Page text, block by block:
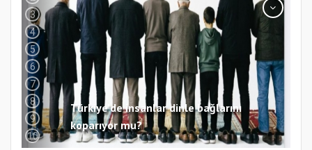
Samsun Atakum’da 15 Temmuz Programı
3
4
5
6
7
8
9
10